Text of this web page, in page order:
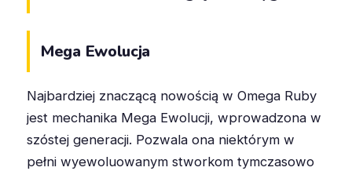
Mega Ewolucja
Najbardziej znaczącą nowością w Omega Ruby
jest mechanika Mega Ewolucji, wprowadzona w
szóstej generacji. Pozwala ona niektórym w
pełni wyewoluowanym stworkom tymczasowo